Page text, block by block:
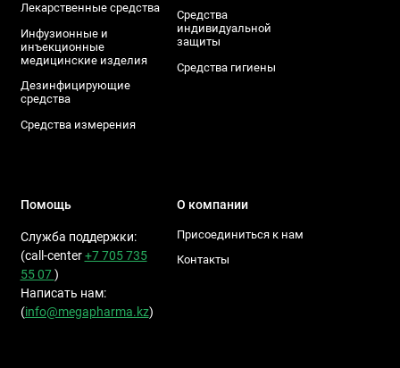
Лекарственные средства
Инфузионные и
инъекционные
медицинские изделия
Дезинфицирующие
средства
Средства измерения
Средства
индивидуальной
защиты
Средства гигиены
Помощь
Служба поддержки:
(call-center+7 705 735
55 07)
Написать нам:
(info@megapharma.kz)
О компании
Присоединиться к нам
Контакты